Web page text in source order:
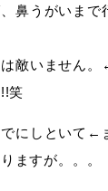
鼻うがいまで
敵いません
笑
にしといて←
ますが。。。